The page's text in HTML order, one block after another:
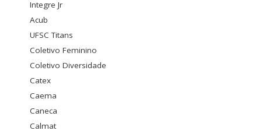
Integre Jr
Acub
UFSC Titans
Coletivo Feminino
Coletivo Diversidade
Catex
Caema
Caneca
Calmat